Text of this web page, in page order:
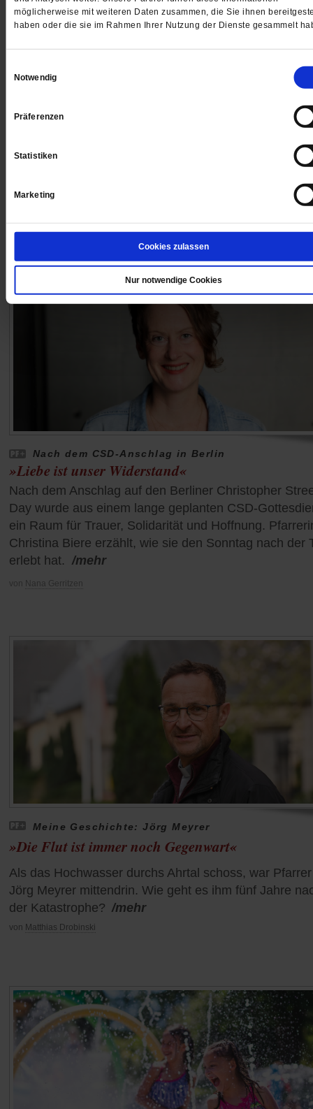
möglicherweise mit weiteren Daten zusammen, die Sie ihnen
haben oder die sie im Rahmen Ihrer Nutzung der Dienste gesammelt
Notwendig
Präferenzen
Statistiken
Marketing
Cookies zulassen
Nur notwendige Cookies
Das könnte Sie auch interessieren
Nach dem CSD-Anschlag in Berlin
»Liebe ist unser Widerstand«
Nach dem Anschlag auf den Berliner Christopher
Day wurde aus einem lange geplanten CSD-
ein Raum für Trauer, Solidarität und Hoffnung.
Christina Biere erzählt, wie sie den Sonntag nach der
erlebt hat. /mehr
von Nana Gerritzen
Meine Geschichte: Jörg Meyrer
»Die Flut ist immer noch Gegenwart«
Als das Hochwasser durchs Ahrtal schoss, war Pfarrer
Jörg Meyrer mittendrin. Wie geht es ihm fünf Jahre
der Katastrophe? /mehr
von Matthias Drobinski